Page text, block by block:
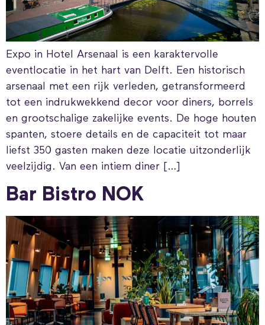
Expo in Hotel Arsenaal is een karaktervolle
eventlocatie in het hart van Delft. Een historisch
arsenaal met een rijk verleden, getransformeerd
tot een indrukwekkend decor voor diners, borrels
en grootschalige zakelijke events. De hoge houten
spanten, stoere details en de capaciteit tot maar
liefst 350 gasten maken deze locatie uitzonderlijk
veelzijdig. Van een intiem diner […]
Bar Bistro NOK